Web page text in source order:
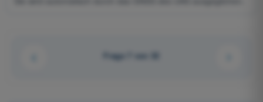
Frage 7 von 32